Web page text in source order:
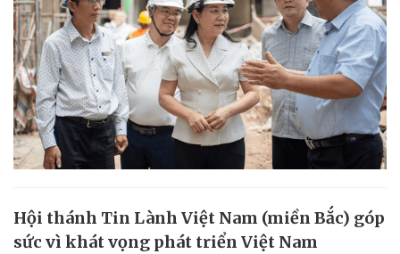
Hội thánh Tin Lành Việt Nam (miền Bắc) góp
sức vì khát vọng phát triển Việt Nam